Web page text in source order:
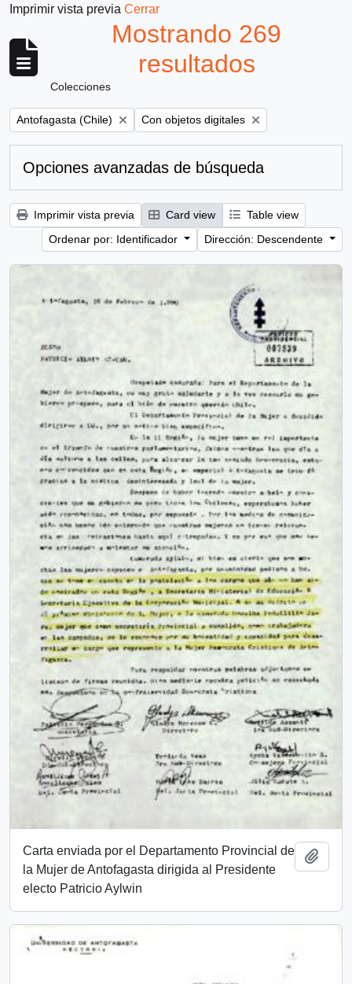
Imprimir vista previa Cerrar
Mostrando 269
resultados
Colecciones
Remove filter:
Antofagasta (Chile) Remove filter:
Con objetos digitales
Opciones avanzadas de búsqueda
Imprimir vista previa Card view
Table view
Ordenar por: Identificador
Dirección: Descendente
Carta enviada por el Departamento Provincial de
la Mujer de Antofagasta dirigida al Presidente
electo Patricio Aylwin